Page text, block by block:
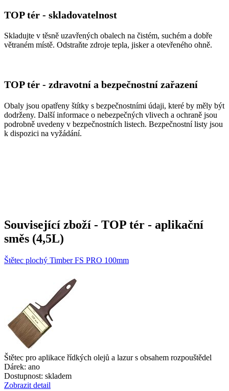
TOP tér - skladovatelnost
Skladujte v těsně uzavřených obalech na čistém, suchém a dobře
větraném místě. Odstraňte zdroje tepla, jisker a otevřeného ohně.
TOP tér - zdravotní a bezpečnostní zařazení
Obaly jsou opatřeny štítky s bezpečnostními údaji, které by měly být
dodrženy. Další informace o nebezpečných vlivech a ochraně jsou
podrobně uvedeny v bezpečnostních listech. Bezpečnostní listy jsou
k dispozici na vyžádání.
Související zboží - TOP tér - aplikační
směs (4,5L)
Štětec plochý Timber FS PRO 100mm
Štětec pro aplikace řídkých olejů a lazur s obsahem rozpouštědel
Dárek: ano
Dostupnost: skladem
Zobrazit detail